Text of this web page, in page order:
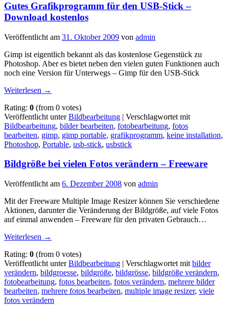
Gutes Grafikprogramm für den USB-Stick –
Download kostenlos
Veröffentlicht am 31. Oktober 2009 von admin
Gimp ist eigentlich bekannt als das kostenlose Gegenstück zu
Photoshop. Aber es bietet neben den vielen guten Funktionen auch
noch eine Version für Unterwegs – Gimp für den USB-Stick
Weiterlesen →
Rating: 0 (from 0 votes)
Veröffentlicht unter Bildbearbeitung | Verschlagwortet mit
Bildbearbeitung, bilder bearbeiten, fotobearbeitung, fotos
bearbeiten, gimp, gimp portable, grafikprogramm, keine installation,
Photoshop, Portable, usb-stick, usbstick
Bildgröße bei vielen Fotos verändern – Freeware
Veröffentlicht am 6. Dezember 2008 von admin
Mit der Freeware Multiple Image Resizer können Sie verschiedene
Aktionen, darunter die Veränderung der Bildgröße, auf viele Fotos
auf einmal anwenden – Freeware für den privaten Gebrauch…
Weiterlesen →
Rating: 0 (from 0 votes)
Veröffentlicht unter Bildbearbeitung | Verschlagwortet mit bilder
verändern, bildgroesse, bildgröße, bildgrösse, bildgröße verändern,
fotobearbeitung, fotos bearbeiten, fotos verändern, mehrere bilder
bearbeiten, mehrere fotos bearbeiten, multiple image resizer, viele
fotos verändern